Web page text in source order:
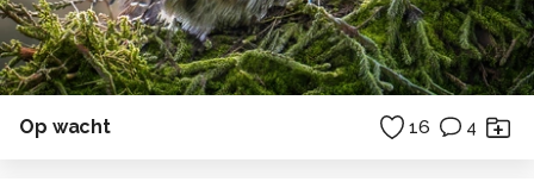
Op wacht 16 4